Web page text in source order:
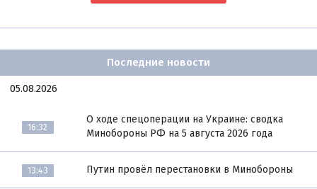
Последние новости
05.08.2026
16:32
О ходе спецоперации на Украине: сводка
Минобороны РФ на 5 августа 2026 года
13:43 Путин провёл перестановки в Минобороны